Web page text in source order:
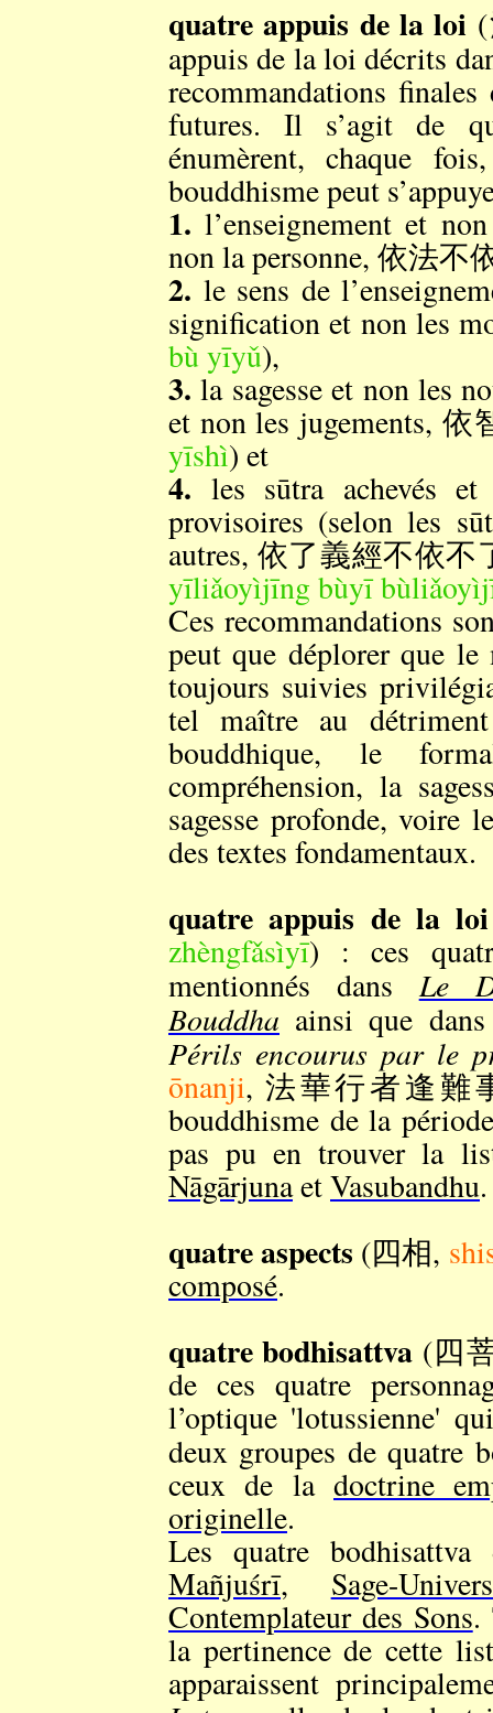
quatre appuis de la loi
appuis de la loi décrits
recommandations
futures. Il s’agit de
énumèrent, chaque
bouddhisme peut
1. l’enseignement et
non la personne, 依法不
2. le sens de
signification et non les
bù yīyǔ),
3. la sagesse et non les
et non les jugements,
yīshì) et
4. les sūtra achevés
provisoires (selon les
autres, 依了義經不依
yīliǎoyìjīng bùyī
Ces recommandations
peut que déplorer que
toujours suivies
tel maître au
bouddhique, le
compréhension, la
sagesse profonde, voire
des textes fondamentaux.
quatre appuis de la
zhèngfǎsìyī) : ces
mentionnés dansLe
Bouddha ainsi que
Périls encourus par le
ōnanji, 法華行者逢難
bouddhisme de la
pas pu en trouver la
NāgārjunaetVasubandhu.
quatre aspects (四相,
composé.
quatre bodhisattva (四
de ces quatre
l’optique 'lotussienne'
deux groupes de quatre
ceux de la doctrine
originelle.
Les quatre
Mañjuśrī, Sage-
Contemplateur des Sons.
la pertinence de cette
apparaissent